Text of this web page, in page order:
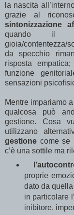
la nascita
grazie al
sintonizzazione
quando il
gioia/contentezza/
da specchio
risposta
funzione
sensazioni
Mentre impariamo
qualcosa può
gestione. Cosa
utilizzano
gestione come se
c’è una sottile ma
proprie
dato da
in particolare
inibitore,